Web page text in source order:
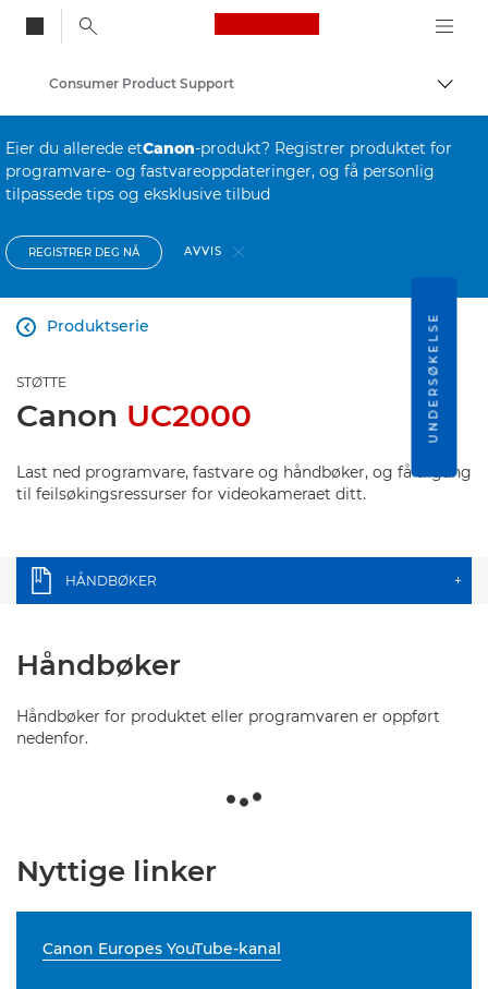
Canon Logo, back
Consumer Product Support
Eier du allerede etCanon-produkt? Registrer produktet for
programvare- og fastvareoppdateringer, og få personlig
tilpassede tips og eksklusive tilbud
REGISTRER DEG NÅ AVVIS
Produktserie

STØTTE
Canon UC2000
Last ned programvare, fastvare og håndbøker, og få tilgang
til feilsøkingsressurser for videokameraet ditt.
HÅNDBØKER +
Håndbøker
Håndbøker for produktet eller programvaren er oppført
nedenfor.
Nyttige linker
Canon Europes YouTube-kanal
UNDERSØKELSE